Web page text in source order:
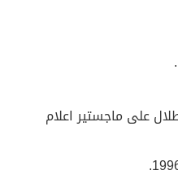
على ماجستير اعلام